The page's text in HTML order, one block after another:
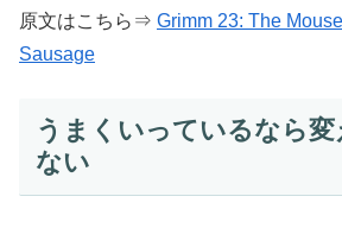
原文はこちら⇒ Grimm 23: The
Sausage
うまくいっているなら
ない